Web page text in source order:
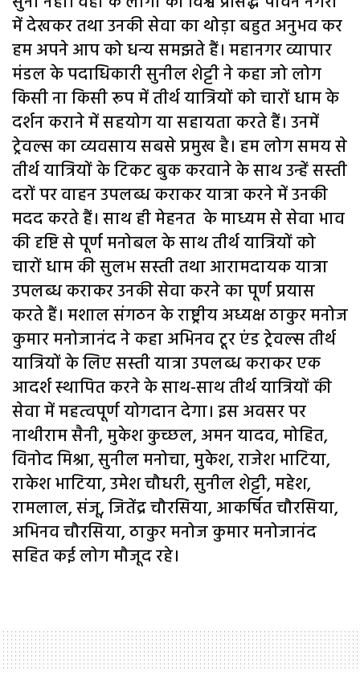
में देखकर तथा उनकी सेवा का थोड़ा बहुत अनुभव कर
हम अपने आप को धन्य समझते हैं। महानगर व्यापार
मंडल के पदाधिकारी सुनील शेट्टी ने कहा जो लोग
किसी ना किसी रूप में तीर्थ यात्रियों को चारों धाम के
दर्शन कराने में सहयोग या सहायता करते हैं। उनमें
ट्रेवल्स का व्यवसाय सबसे प्रमुख है। हम लोग समय से
तीर्थ यात्रियों के टिकट बुक करवाने के साथ उन्हें सस्ती
दरों पर वाहन उपलब्ध कराकर यात्रा करने में उनकी
मदद करते हैं। साथ ही मेहनत के माध्यम से सेवा भाव
की दृष्टि से पूर्ण मनोबल के साथ तीर्थ यात्रियों को
चारों धाम की सुलभ सस्ती तथा आरामदायक यात्रा
उपलब्ध कराकर उनकी सेवा करने का पूर्ण प्रयास
करते हैं। मशाल संगठन के राष्ट्रीय अध्यक्ष ठाकुर मनोज
कुमार मनोजानंद ने कहा अभिनव टूर एंड ट्रेवल्स तीर्थ
यात्रियों के लिए सस्ती यात्रा उपलब्ध कराकर एक
आदर्श स्थापित करने के साथ-साथ तीर्थ यात्रियों की
सेवा में महत्वपूर्ण योगदान देगा। इस अवसर पर
नाथीराम सैनी, मुकेश कुच्छल, अमन यादव, मोहित,
विनोद मिश्रा, सुनील मनोचा, मुकेश, राजेश भाटिया,
राकेश भाटिया, उमेश चौधरी, सुनील शेट्टी, महेश,
रामलाल, संजू, जितेंद्र चौरसिया, आकर्षित चौरसिया,
अभिनव चौरसिया, ठाकुर मनोज कुमार मनोजानंद
सहित कई लोग मौजूद रहे।